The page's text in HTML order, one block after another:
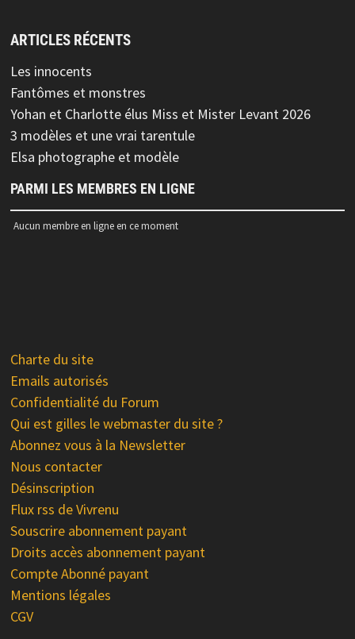
ARTICLES RÉCENTS
Les innocents
Fantômes et monstres
Yohan et Charlotte élus Miss et Mister Levant 2026
3 modèles et une vrai tarentule
Elsa photographe et modèle
PARMI LES MEMBRES EN LIGNE
Aucun membre en ligne en ce moment
Charte du site
Emails autorisés
Confidentialité du Forum
Qui est gilles le webmaster du site ?
Abonnez vous à la Newsletter
Nous contacter
Désinscription
Flux rss de Vivrenu
Souscrire abonnement payant
Droits accès abonnement payant
Compte Abonné payant
Mentions légales
CGV